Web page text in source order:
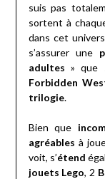
suis pas
sortent à
dans cet univers
s’assurer une
adultes » que
Forbidden
trilogie.
Bien que
agréables à
voit, s’étend
jouets Lego, 2